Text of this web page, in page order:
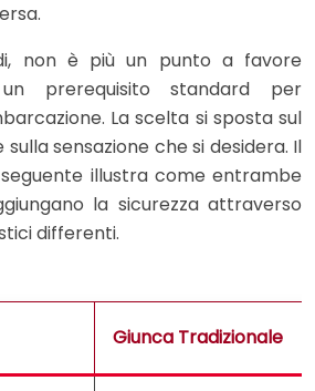
non è più un punto a favore
prerequisito standard per
La scelta si sposta sul
sulla sensazione che si desidera. Il
illustra come entrambe
la sicurezza attraverso
differenti.
Giunca Tradizionale